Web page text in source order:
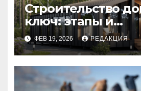
Строительство
ключ: этапы и
планирование
ФЕВ 19, 2026 РЕДАКЦИЯ